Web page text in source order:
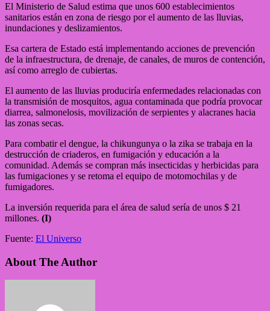
El Ministerio de Salud estima que unos 600 establecimientos
sanitarios están en zona de riesgo por el aumento de las lluvias,
inundaciones y deslizamientos.
Esa cartera de Estado está implementando acciones de prevención
de la infraestructura, de drenaje, de canales, de muros de contención,
así como arreglo de cubiertas.
El aumento de las lluvias produciría enfermedades relacionadas con
la transmisión de mosquitos, agua contaminada que podría provocar
diarrea, salmonelosis, movilización de serpientes y alacranes hacia
las zonas secas.
Para combatir el dengue, la chikungunya o la zika se trabaja en la
destrucción de criaderos, en fumigación y educación a la
comunidad. Además se compran más insecticidas y herbicidas para
las fumigaciones y se retoma el equipo de motomochilas y de
fumigadores.
La inversión requerida para el área de salud sería de unos $ 21
millones. (I)
Fuente: El Universo
About The Author